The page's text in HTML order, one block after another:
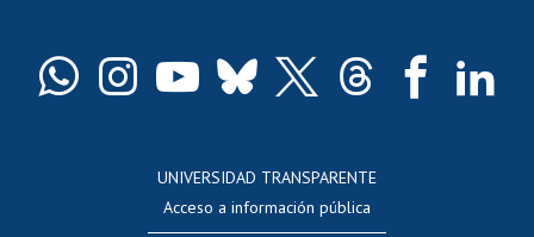
Docentes
UNIVERSIDAD TRANSPARENTE
Acceso a información pública